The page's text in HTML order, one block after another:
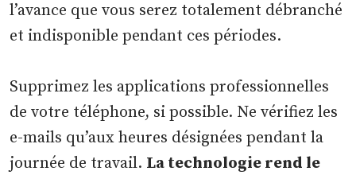
l’avance que vous serez totalement débranché
et indisponible pendant ces périodes.
Supprimez les applications professionnelles
de votre téléphone, si possible. Ne vérifiez les
e-mails qu’aux heures désignées pendant la
journée de travail. La technologie rend le